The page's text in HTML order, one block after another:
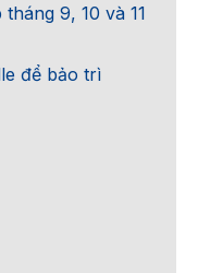
9, 10 và 11
để bảo trì